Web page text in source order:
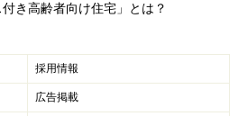
き高齢者向け住宅」とは？
採用情報
広告掲載